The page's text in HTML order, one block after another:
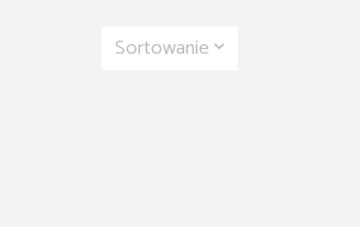
Sortowanie